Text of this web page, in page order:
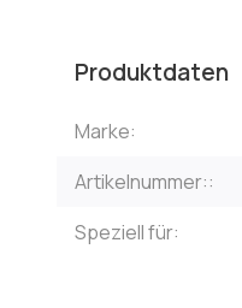
Produktdaten
Marke:
Artikelnummer::
Speziell für: